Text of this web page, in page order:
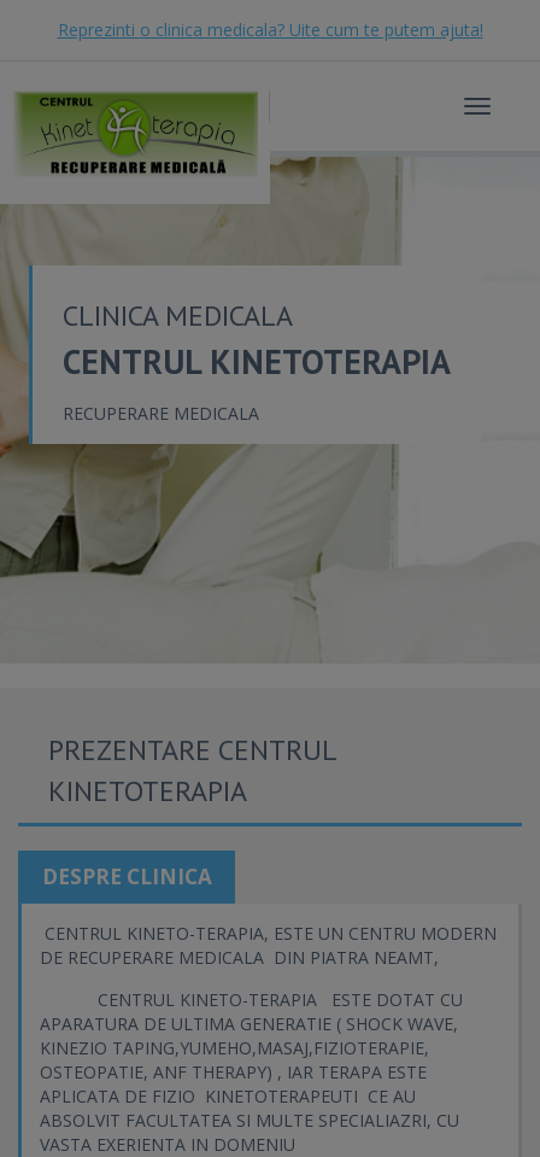
Reprezinti o clinica medicala? Uite cum te putem ajuta!
Toggle
CLINICA MEDICALA
CENTRUL KINETOTERAPIA
RECUPERARE MEDICALA
PREZENTARE CENTRUL
KINETOTERAPIA
DESPRE CLINICA
CENTRUL KINETO-TERAPIA, ESTE UN CENTRU MODERN
DE RECUPERARE MEDICALA DIN PIATRA NEAMT,
CENTRUL KINETO-TERAPIA ESTE DOTAT CU
APARATURA DE ULTIMA GENERATIE ( SHOCK WAVE,
KINEZIO TAPING,YUMEHO,MASAJ,FIZIOTERAPIE,
OSTEOPATIE, ANF THERAPY) , IAR TERAPA ESTE
APLICATA DE FIZIO KINETOTERAPEUTI CE AU
ABSOLVIT FACULTATEA SI MULTE SPECIALIAZRI, CU
VASTA EXERIENTA IN DOMENIU